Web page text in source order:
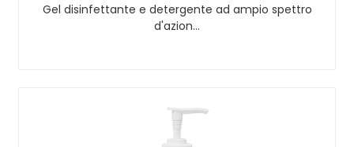
Gel disinfettante e detergente ad ampio spettro
d'azion…